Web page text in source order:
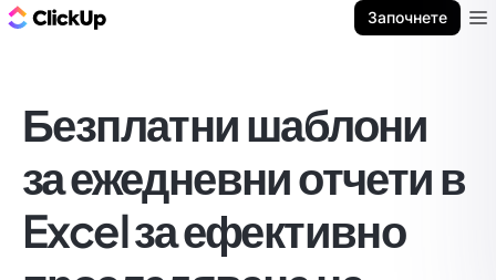
Започнете
Безплатни шаблони
за ежедневни отчети в
Excel за ефективно